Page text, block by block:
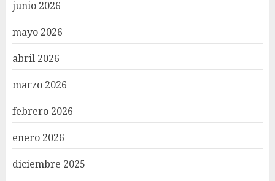
junio 2026
mayo 2026
abril 2026
marzo 2026
febrero 2026
enero 2026
diciembre 2025